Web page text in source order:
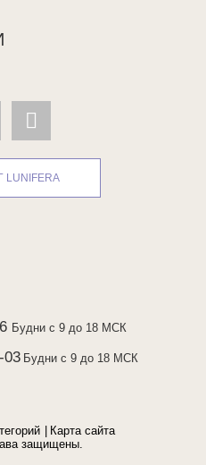
LUNIFERA
Будни с 9 до 18 МСК
03 Будни с 9 до 18 МСК
Карта сайта
защищены.